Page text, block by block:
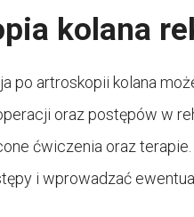
kolana
po artroskopii kolana
oraz postępów w
ćwiczenia oraz
i wprowadzać